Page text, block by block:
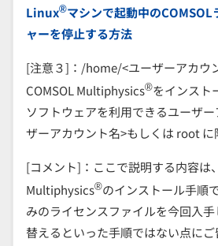
Linux®マシンで起動中のCOMSOL
ャーを停止する方法
[注意３]：/home/<ユーザーアカウ
COMSOL Multiphysics®をインスト
ソフトウェアを利用できるユーザ
ザーアカウント名>もしくは root に
[コメント]：ここで説明する内容は
Multiphysics®のインストール手順
みのライセンスファイルを今回入
替えるといった手順ではない点にご